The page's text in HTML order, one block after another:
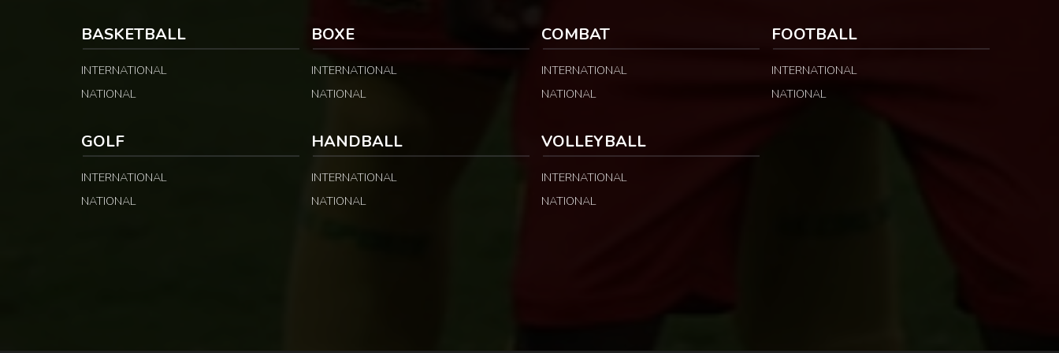
BASKETBALL
INTERNATIONAL
NATIONAL
BOXE
INTERNATIONAL
NATIONAL
COMBAT
INTERNATIONAL
NATIONAL
FOOTBALL
INTERNATIONAL
NATIONAL
GOLF
INTERNATIONAL
NATIONAL
HANDBALL
INTERNATIONAL
NATIONAL
VOLLEYBALL
INTERNATIONAL
NATIONAL